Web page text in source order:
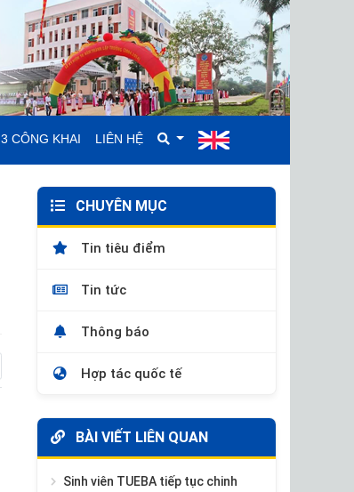
3 CÔNG KHAI LIÊN HỆ
CHUYÊN MỤC
Tin tiêu điểm
Tin tức
Thông báo
Hợp tác quốc tế
BÀI VIẾT LIÊN QUAN
Sinh viên TUEBA tiếp tục chinh